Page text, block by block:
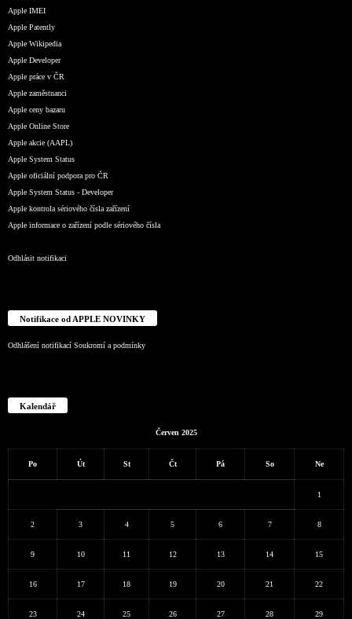
Apple IMEI
Apple Patently
Apple Wikipedia
Apple Developer
Apple práce v ČR
Apple zaměstnanci
Apple ceny bazaru
Apple Online Store
Apple akcie (AAPL)
Apple System Status
Apple oficiální podpora pro ČR
Apple System Status - Developer
Apple kontrola sériového čísla zařízení
Apple informace o zařízení podle sériového čísla
Odhlásit notifikaci
Notifikace od APPLE NOVINKY
Odhlášení notifikací Soukromí a podmínky
Kalendář
Červen 2025
Po Út St Čt Pá So Ne
1
2 3 4 5 6 7 8
9 10 11 12 13 14 15
16 17 18 19 20 21 22
23 24 25 26 27 28 29